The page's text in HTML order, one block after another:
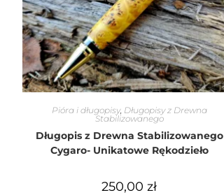
Pióra i długopisy, Długopisy z Drewna
Stabilizowanego
Długopis z Drewna Stabilizowanego
Cygaro- Unikatowe Rękodzieło
250,00 zł